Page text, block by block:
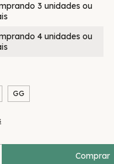
3 unidades ou
4 unidades ou
GG